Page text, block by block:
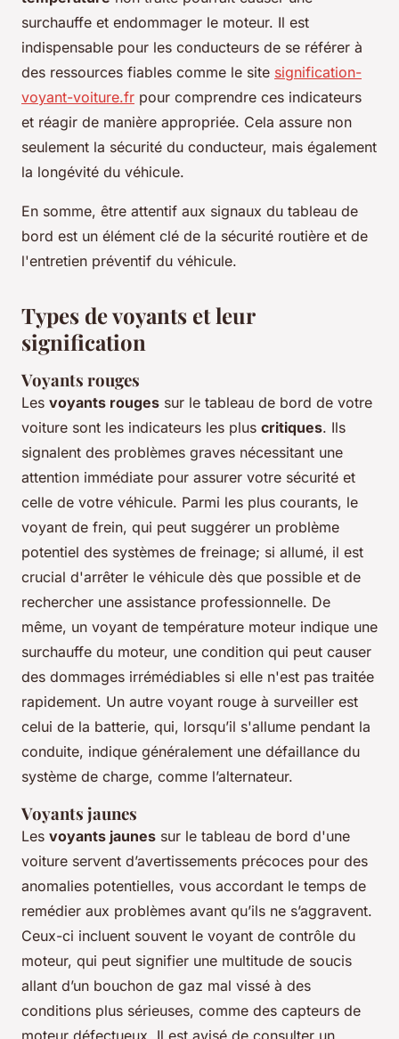
surchauffe et endommager le moteur. Il est
indispensable pour les conducteurs de se référer à
des ressources fiables comme le site signification-
voyant-voiture.fr pour comprendre ces indicateurs
et réagir de manière appropriée. Cela assure non
seulement la sécurité du conducteur, mais également
la longévité du véhicule.
En somme, être attentif aux signaux du tableau de
bord est un élément clé de la sécurité routière et de
l'entretien préventif du véhicule.
Types de voyants et leur
signification
Voyants rouges
Les voyants rouges sur le tableau de bord de votre
voiture sont les indicateurs les plus critiques. Ils
signalent des problèmes graves nécessitant une
attention immédiate pour assurer votre sécurité et
celle de votre véhicule. Parmi les plus courants, le
voyant de frein, qui peut suggérer un problème
potentiel des systèmes de freinage; si allumé, il est
crucial d'arrêter le véhicule dès que possible et de
rechercher une assistance professionnelle. De
même, un voyant de température moteur indique une
surchauffe du moteur, une condition qui peut causer
des dommages irrémédiables si elle n'est pas traitée
rapidement. Un autre voyant rouge à surveiller est
celui de la batterie, qui, lorsqu’il s'allume pendant la
conduite, indique généralement une défaillance du
système de charge, comme l’alternateur.
Voyants jaunes
Les voyants jaunes sur le tableau de bord d'une
voiture servent d’avertissements précoces pour des
anomalies potentielles, vous accordant le temps de
remédier aux problèmes avant qu’ils ne s’aggravent.
Ceux-ci incluent souvent le voyant de contrôle du
moteur, qui peut signifier une multitude de soucis
allant d’un bouchon de gaz mal vissé à des
conditions plus sérieuses, comme des capteurs de